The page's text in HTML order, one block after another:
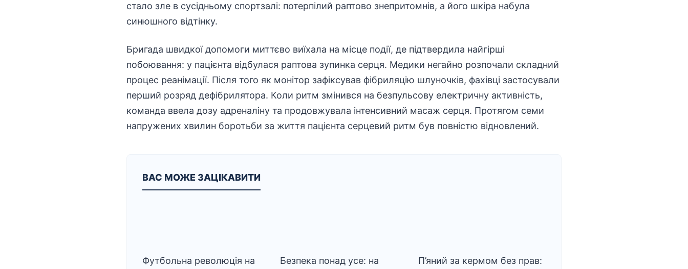
стало зле в сусідньому спортзалі: потерпілий раптово знепритомнів, а його шкіра набула
синюшного відтінку.
Бригада швидкої допомоги миттєво виїхала на місце події, де підтвердила найгірші
побоювання: у пацієнта відбулася раптова зупинка серця. Медики негайно розпочали складний
процес реанімації. Після того як монітор зафіксував фібриляцію шлуночків, фахівці застосували
перший розряд дефібрилятора. Коли ритм змінився на безпульсову електричну активність,
команда ввела дозу адреналіну та продовжувала інтенсивний масаж серця. Протягом семи
напружених хвилин боротьби за життя пацієнта серцевий ритм був повністю відновлений.
ВАС МОЖЕ ЗАЦІКАВИТИ
Футбольна революція на
Безпека понад усе: на
П’яний за кермом без прав: